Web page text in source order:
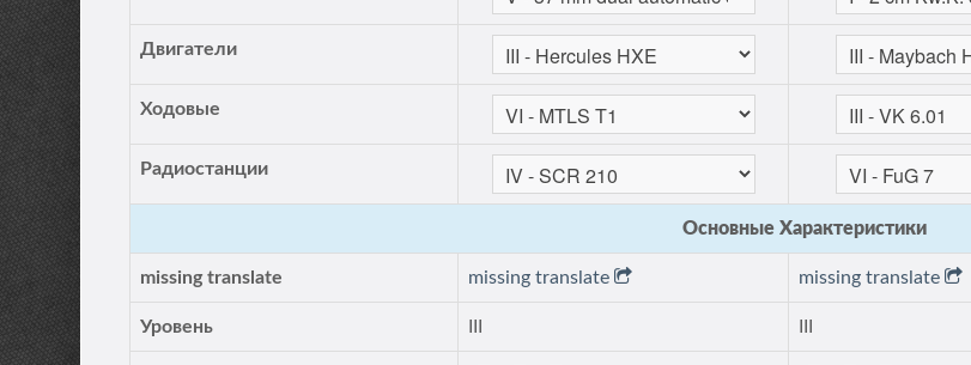
Двигатели
Ходовые
Радиостанции
Основные Характеристики
missing translate missing translate missing translate
Уровень